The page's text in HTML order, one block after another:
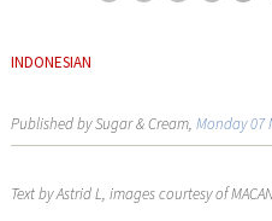
INDONESIAN
Published by Sugar & Cream, Monday 07
Text by Astrid L, images courtesy of